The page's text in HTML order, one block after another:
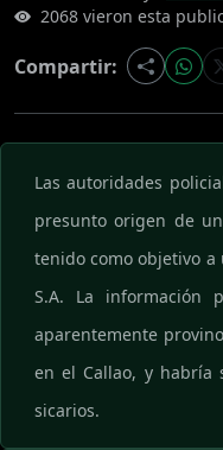
2068 vieron esta
Compartir:
Las autoridades
presunto origen de
tenido como objetivo a
S.A. La información
aparentemente
en el Callao, y habría
sicarios.